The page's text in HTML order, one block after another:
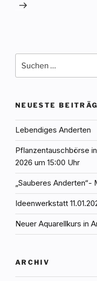
nach:
NEUESTE
Lebendiges Anderten
Pflanzentauschbörse
2026 um 15:00 Uhr
„Sauberes Anderten“-
Ideenwerkstatt
Neuer Aquarellkurs in
ARCHIV